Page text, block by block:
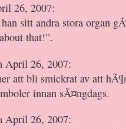
26, 2007:
sitt andra stora organ
that!”.
April 26, 2007:
att bli smickrat av att
innan sÃ¤ngdags.
April 26, 2007: